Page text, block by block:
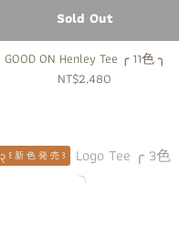
Sold Out
GOOD ON Henley Tee ╭ 11色 ╮
NT$2,480
꒰ 新 色 発 売 ꒱